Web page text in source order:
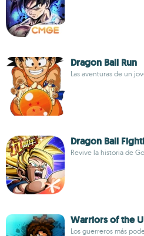
Dragon Ball Run
Las aventuras de un
Dragon Ball
Revive la historia de
Warriors of the
Los guerreros más